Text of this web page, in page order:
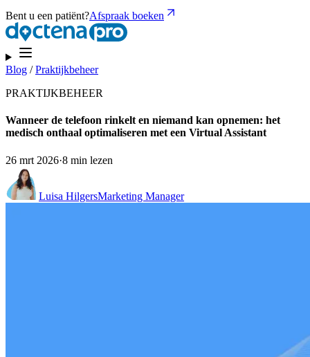
Bent u een patiënt?Afspraak boeken
Blog /Praktijkbeheer
PRAKTIJKBEHEER
Wanneer de telefoon rinkelt en niemand kan opnemen: het
medisch onthaal optimaliseren met een Virtual Assistant
26 mrt 2026·8 min lezen
Luisa HilgersMarketing Manager